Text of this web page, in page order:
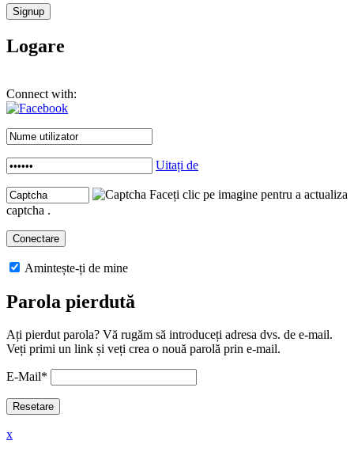
Logare
Connect with:
Uitați de
Faceți clic pe imagine pentru a actualiza
captcha .
Amintește-ți de mine
Parola pierdută
Ați pierdut parola? Vă rugăm să introduceți adresa dvs. de e-mail.
Veți primi un link și veți crea o nouă parolă prin e-mail.
E-Mail*
x